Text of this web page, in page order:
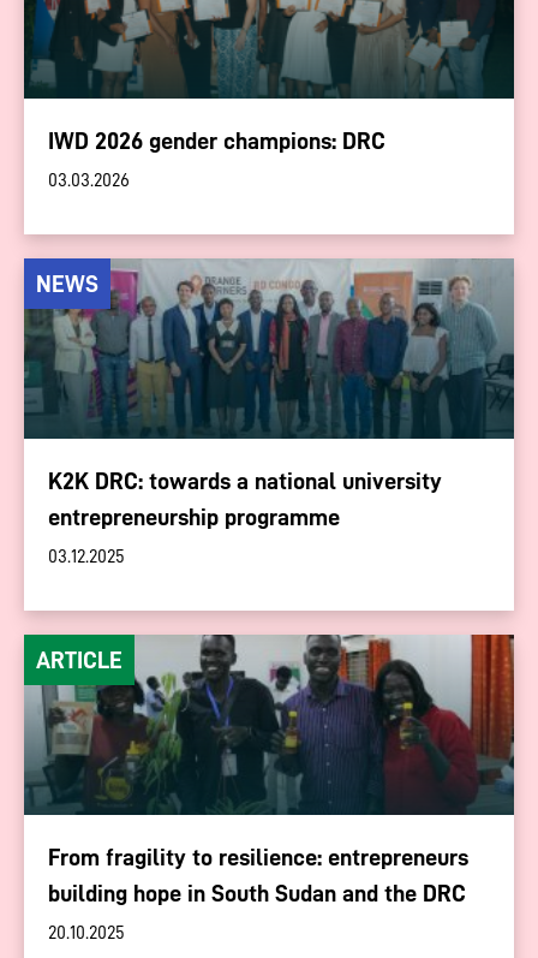
IWD 2026 gender champions: DRC
03.03.2026
NEWS
K2K DRC: towards a national university
entrepreneurship programme
03.12.2025
ARTICLE
From fragility to resilience: entrepreneurs
building hope in South Sudan and the DRC
20.10.2025